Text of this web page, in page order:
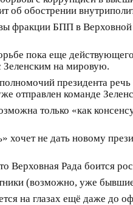
об обострении
фракции БПП в
пока еще
Зеленским на мировую.
президента
отправлен команде
только «как
хочет не дать новому
Верховная Рада боится
(возможно, уже
на глазах ещё даже до